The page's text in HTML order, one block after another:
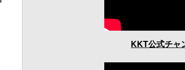
KKT公式チャ